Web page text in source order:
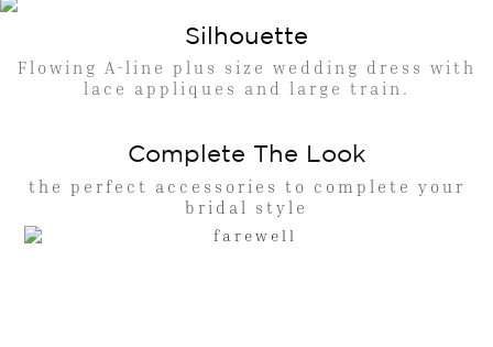
Silhouette
Flowing A-line plus size wedding dress with
lace appliques and large train.
Complete The Look
the perfect accessories to complete your
bridal style